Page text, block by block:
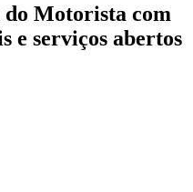
do Motorista com
e serviços abertos